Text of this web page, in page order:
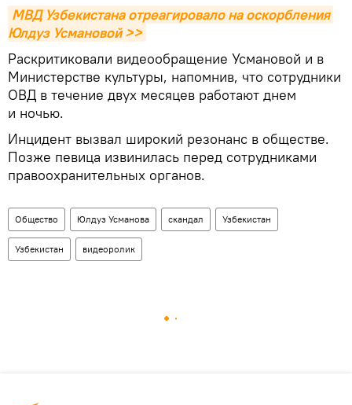
МВД Узбекистана отреагировало на оскорбления
Юлдуз Усмановой >>
Раскритиковали видеообращение Усмановой и в
Министерстве культуры, напомнив, что сотрудники
ОВД в течение двух месяцев работают днем
и ночью.
Инцидент вызвал широкий резонанс в обществе.
Позже певица извинилась перед сотрудниками
правоохранительных органов.
Общество Юлдуз Усманова скандал Узбекистан
Узбекистан видеоролик